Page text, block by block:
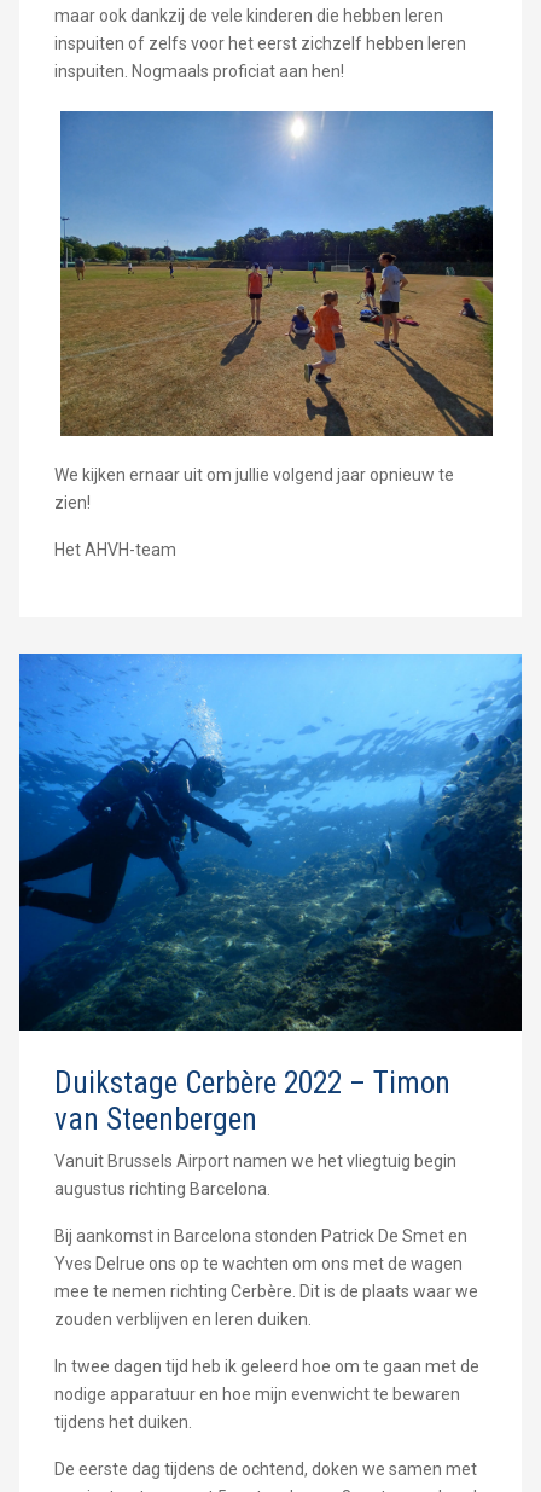
maar ook dankzij de vele kinderen die hebben leren
inspuiten of zelfs voor het eerst zichzelf hebben leren
inspuiten. Nogmaals proficiat aan hen!
We kijken ernaar uit om jullie volgend jaar opnieuw te
zien!
Het AHVH-team
Duikstage Cerbère 2022 – Timon
van Steenbergen
Vanuit Brussels Airport namen we het vliegtuig begin
augustus richting Barcelona.
Bij aankomst in Barcelona stonden Patrick De Smet en
Yves Delrue ons op te wachten om ons met de wagen
mee te nemen richting Cerbère. Dit is de plaats waar we
zouden verblijven en leren duiken.
In twee dagen tijd heb ik geleerd hoe om te gaan met de
nodige apparatuur en hoe mijn evenwicht te bewaren
tijdens het duiken.
De eerste dag tijdens de ochtend, doken we samen met